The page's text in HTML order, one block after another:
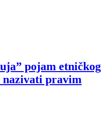
pojam etničkog
nazivati pravim